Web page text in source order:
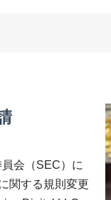
会（SEC）に
関する規則変更